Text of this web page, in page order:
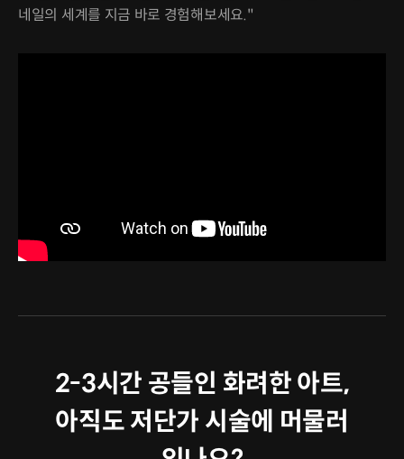
네일의 세계를 지금 바로 경험해보세요."
2-3시간 공들인 화려한 아트,
아직도 저단가 시술에 머물러